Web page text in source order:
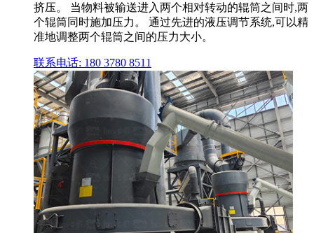
挤压。 当物料被输送进入两个相对转动的辊筒之间时,两
个辊筒同时施加压力。 通过先进的液压调节系统,可以精
准地调整两个辊筒之间的压力大小。
联系电话: 180 3780 8511